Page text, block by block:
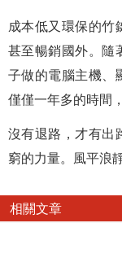
成本低又環保的竹
甚至暢銷國外。隨
子做的電腦主機、
僅僅一年多的時間
沒有退路，才有出
窮的力量。風平浪
相關文章